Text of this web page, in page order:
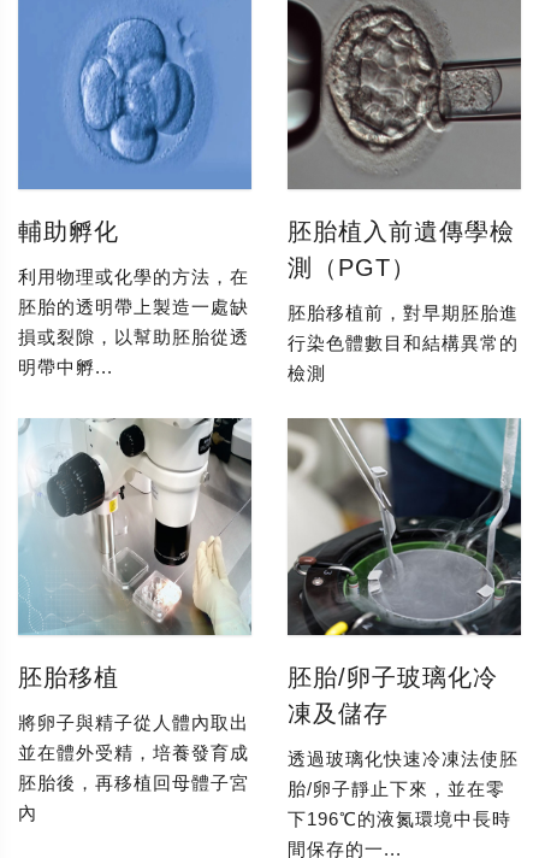
輔助孵化
利用物理或化學的方法，在
胚胎的透明帶上製造一處缺
損或裂隙，以幫助胚胎從透
明帶中孵...
胚胎植入前遺傳學檢
測（PGT）
胚胎移植前，對早期胚胎進
行染色體數目和結構異常的
檢測
胚胎移植
將卵子與精子從人體內取出
並在體外受精，培養發育成
胚胎後，再移植回母體子宮
內
胚胎/卵子玻璃化冷
凍及儲存
透過玻璃化快速冷凍法使胚
胎/卵子靜止下來，並在零
下196℃的液氮環境中長時
間保存的一...